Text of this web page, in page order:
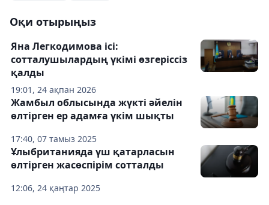
Оқи отырыңыз
19:01, 24 ақпан 2026
Яна Легкодимова ісі:
сотталушылардың үкімі өзгеріссіз
қалды
17:40, 07 тамыз 2025
Жамбыл облысында жүкті әйелін
өлтірген ер адамға үкім шықты
12:06, 24 қаңтар 2025
Ұлыбританияда үш қатарласын
өлтірген жасөспірім сотталды